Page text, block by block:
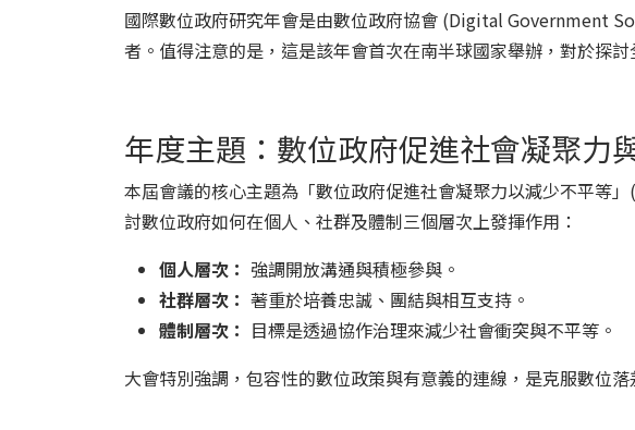
國際數位政府研究年會是由數位政府協會 (Digital Government
者。值得注意的是，這是該年會首次在南半球國家舉辦，對於探
年度主題：數位政府促進社會凝聚力
本屆會議的核心主題為「數位政府促進社會凝聚力以減少不平
討數位政府如何在個人、社群及體制三個層次上發揮作用：
個人層次： 強調開放溝通與積極參與。
社群層次： 著重於培養忠誠、團結與相互支持。
體制層次： 目標是透過協作治理來減少社會衝突與不平等。
大會特別強調，包容性的數位政策與有意義的連線，是克服數位